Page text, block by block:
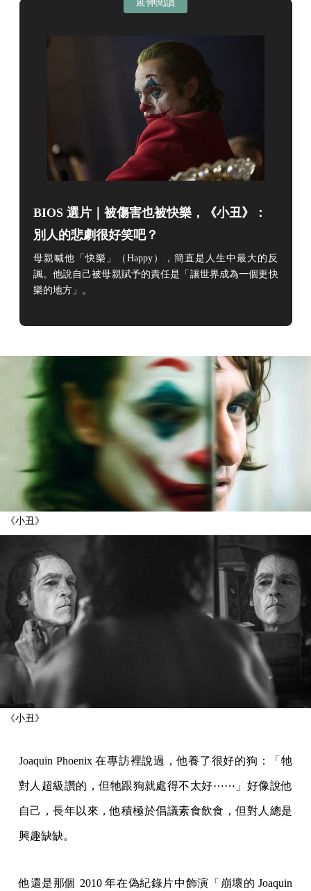
延伸閱讀
BIOS 選片｜被傷害也被快樂，《小丑》：
別人的悲劇很好笑吧？
母親喊他「快樂」（Happy），簡直是人生中最大的反
諷。他說自己被母親賦予的責任是「讓世界成為一個更快
樂的地方」。
《小丑》
《小丑》
Joaquin Phoenix 在專訪裡說過，他養了很好的狗：「牠
對人超級讚的，但牠跟狗就處得不太好⋯⋯」好像說他
自己，長年以來，他積極於倡議素食飲食，但對人總是
興趣缺缺。
他還是那個 2010 年在偽紀錄片中飾演「崩壞的 Joaquin